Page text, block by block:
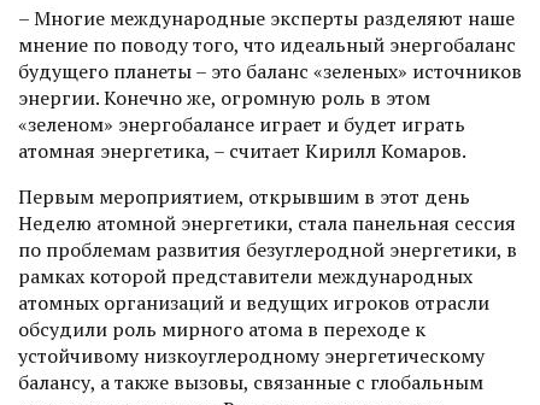
– Многие международные эксперты разделяют наше
мнение по поводу того, что идеальный энергобаланс
будущего планеты – это баланс «зеленых» источников
энергии. Конечно же, огромную роль в этом
«зеленом» энергобалансе играет и будет играть
атомная энергетика, – считает Кирилл Комаров.
Первым мероприятием, открывшим в этот день
Неделю атомной энергетики, стала панельная сессия
по проблемам развития безуглеродной энергетики, в
рамках которой представители международных
атомных организаций и ведущих игроков отрасли
обсудили роль мирного атома в переходе к
устойчивому низкоуглеродному энергетическому
балансу, а также вызовы, связанные с глобальным